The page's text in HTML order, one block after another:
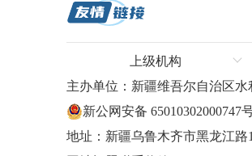
上级机构
水利部
长江水利委员会
黄河水利委员会
主办单位：新疆维吾尔自治区水
新公网安备 65010302000747
地址：新疆乌鲁木齐市黑龙江